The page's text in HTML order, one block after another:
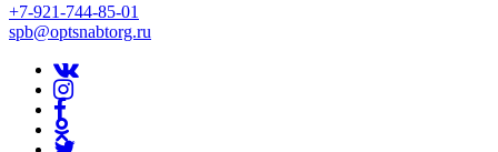
+7-921-744-85-01
spb@optsnabtorg.ru